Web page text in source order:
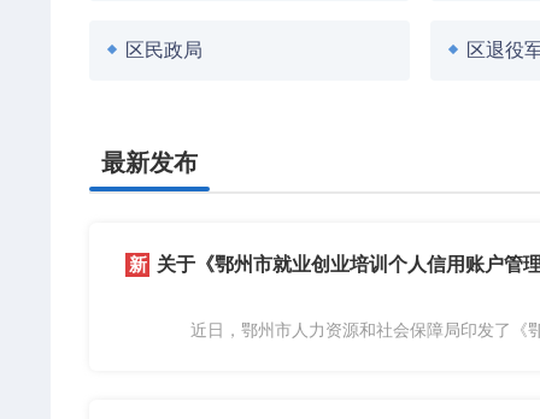
区民政局 区退役
最新发布
近日，鄂州市人力资源和社会保障局印发了《